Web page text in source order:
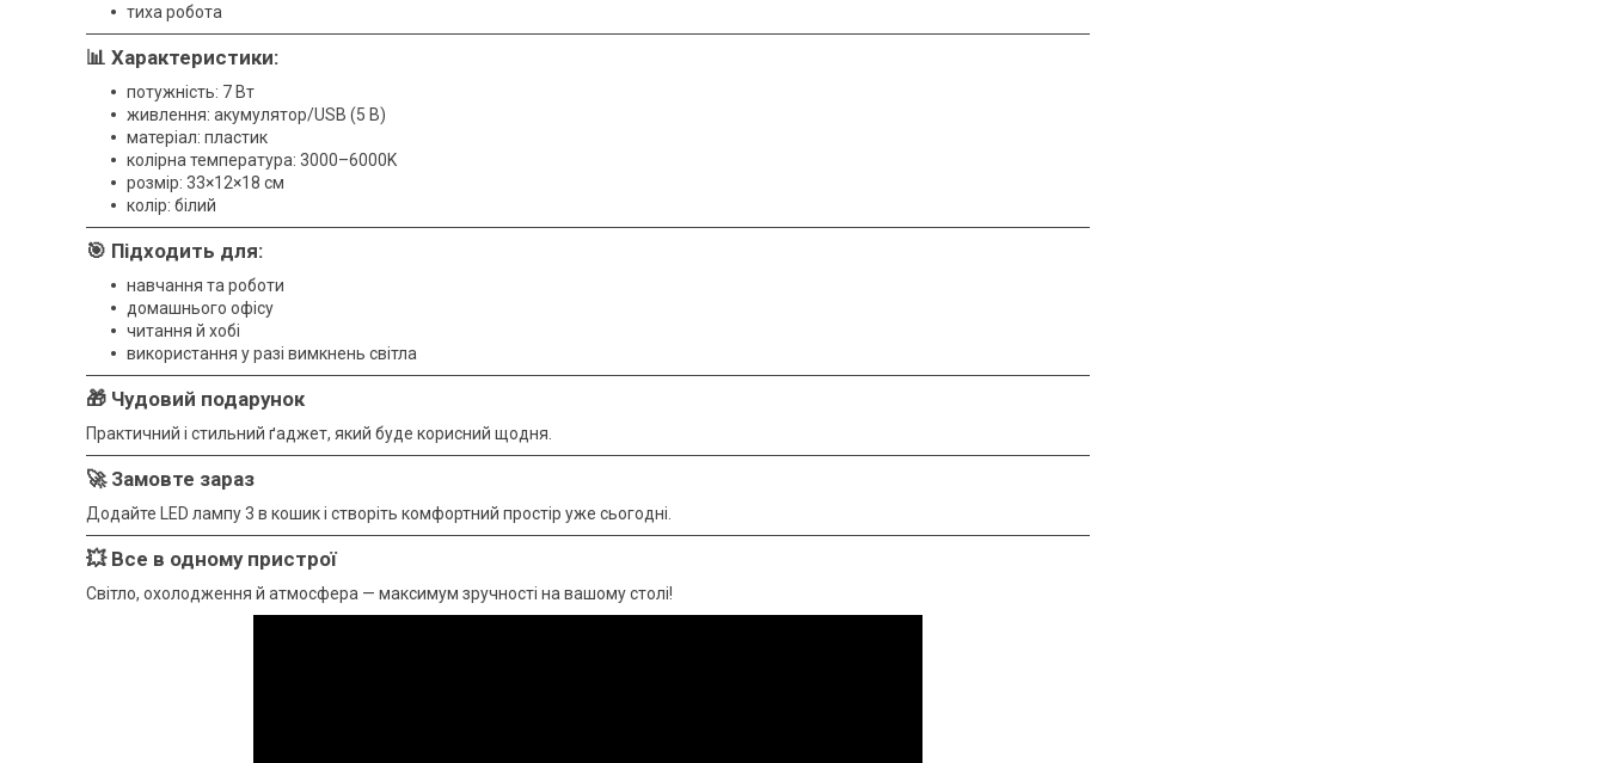
тиха робота
📊 Характеристики:
потужність: 7 Вт
живлення: акумулятор/USB (5 В)
матеріал: пластик
колірна температура: 3000–6000K
розмір: 33×12×18 см
колір: білий
🎯 Підходить для:
навчання та роботи
домашнього офісу
читання й хобі
використання у разі вимкнень світла
🎁 Чудовий подарунок
Практичний і стильний ґаджет, який буде корисний щодня.
🚀 Замовте зараз
Додайте LED лампу 3 в кошик і створіть комфортний простір уже сьогодні.
💥 Все в одному пристрої
Світло, охолодження й атмосфера — максимум зручності на вашому столі!